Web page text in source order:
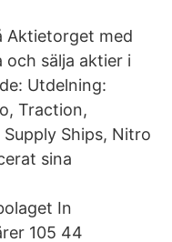
Aktietorget med
och sälja aktier i
Utdelning:
Traction,
Ships, Nitro
sina
In
105 44